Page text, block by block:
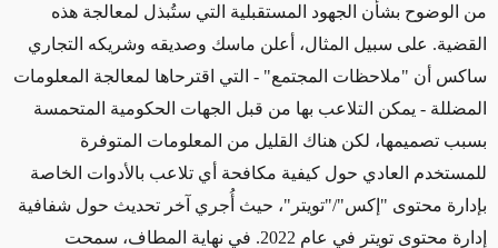
من الوضوح بشأن الجهود المستقبلية التي ستُبذل لمعالجة هذه
القضية. على سبيل المثال، أعلن ماسك وصديقه وشريكه التجاري
ساكس أن "ملاحظات المجتمع" - التي اقترحاها لمعالجة المعلومات
المضللة - يمكن التلاعب بها من قبل الجهات الحكومية المتحمسة
بسبب تصميمها، لكن هناك القليل من المعلومات المتوفرة
للمستخدم العادي حول كيفية مكافحة أي تلاعب بالأدوات الخاصة
بإدارة محتوى "إكس"/"تويتر"، حيث أُجري آخر تحديث حول شفافية
إدارة محتوى تويتر في عام 2022. في نهاية المطاف، سمحت